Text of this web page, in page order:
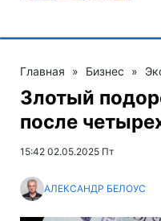
Главная » Бизнес »
Злотый
после
15:42 02.05.2025 Пт
АЛЕКСАНДР БЕЛОУС